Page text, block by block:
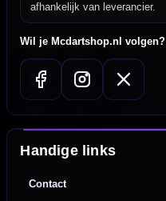
afhankelijk van leverancier.
Wil je Mcdartshop.nl volgen?
Handige links
Contact